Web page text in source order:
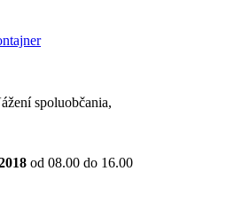
spoluobčania,
od 08.00 do 16.00